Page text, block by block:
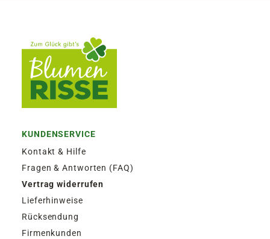
KUNDENSERVICE
Kontakt & Hilfe
Fragen & Antworten (FAQ)
Vertrag widerrufen
Lieferhinweise
Rücksendung
Firmenkunden